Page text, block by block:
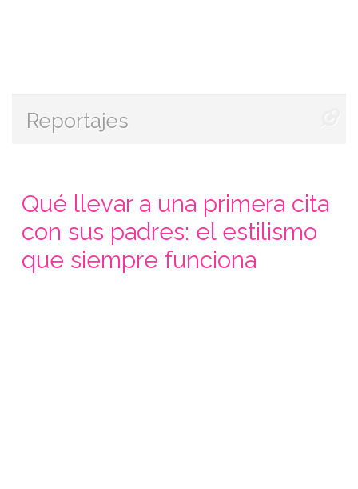
Reportajes
Qué llevar a una primera cita
con sus padres: el estilismo
que siempre funciona